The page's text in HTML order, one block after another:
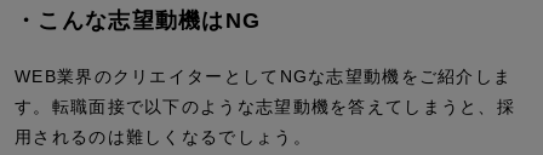
・こんな志望動機はNG
WEB業界のクリエイターとしてNGな志望動機をご紹介しま
す。転職面接で以下のような志望動機を答えてしまうと、採
用されるのは難しくなるでしょう。